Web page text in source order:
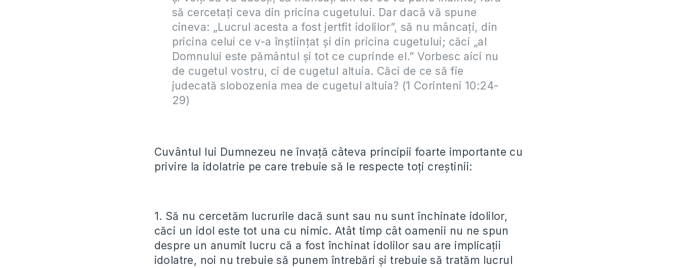
să cercetaţi ceva din pricina cugetului. Dar dacă vă spune
cineva: „Lucrul acesta a fost jertfit idolilor”, să nu mâncaţi, din
pricina celui ce v-a înştiinţat şi din pricina cugetului; căci „al
Domnului este pământul şi tot ce cuprinde el.” Vorbesc aici nu
de cugetul vostru, ci de cugetul altuia. Căci de ce să fie
judecată slobozenia mea de cugetul altuia? (1 Corinteni 10:24-
29)
Cuvântul lui Dumnezeu ne învață câteva principii foarte importante cu
privire la idolatrie pe care trebuie să le respecte toți creștinii:
1. Să nu cercetăm lucrurile dacă sunt sau nu sunt închinate idolilor,
căci un idol este tot una cu nimic. Atât timp cât oamenii nu ne spun
despre un anumit lucru că a fost închinat idolilor sau are implicații
idolatre, noi nu trebuie să punem întrebări și trebuie să tratăm lucrul